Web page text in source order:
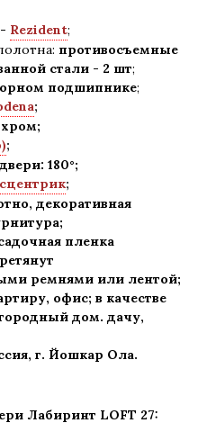
Rezident;
противосъемные
стали - 2 шт;
подшипнике;
;
;
;
180°;
;
декоративная
;
пленка
ремнями или лентой;
офис; в качестве
дом. дачу,
г. Йошкар Ола.
Лабиринт LOFT 27: